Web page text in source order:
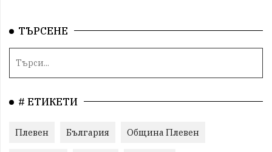
ТЪРСЕНЕ
# ЕТИКЕТИ
Плевен България Община Плевен